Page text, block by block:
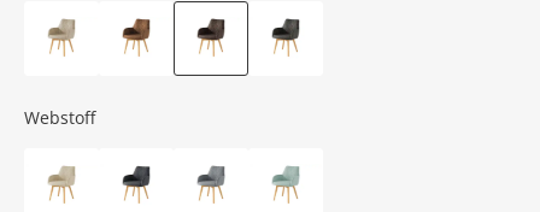
Webstoff